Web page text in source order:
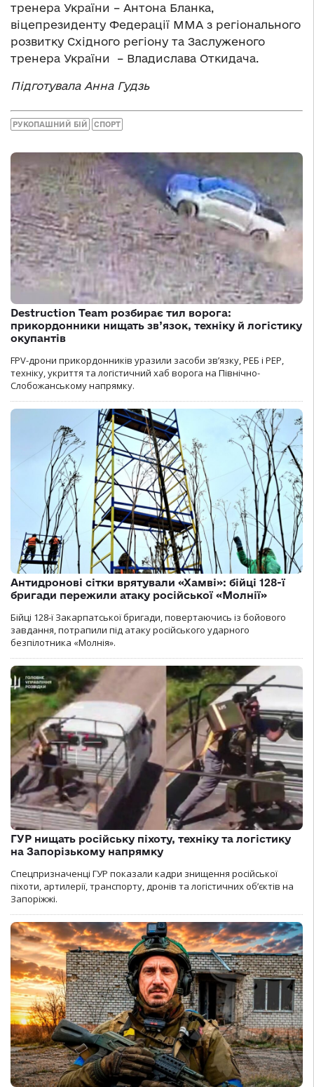
тренера України – Антона Бланка,
віцепрезиденту Федерації ММА з регіонального
розвитку Східного регіону та Заслуженого
тренера України – Владислава Откидача.
Підготувала Анна Гудзь
РУКОПАШНИЙ БІЙ СПОРТ
Destruction Team розбирає тил ворога:
прикордонники нищать зв’язок, техніку й логістику
окупантів
FPV-дрони прикордонників уразили засоби зв’язку, РЕБ і РЕР,
техніку, укриття та логістичний хаб ворога на Північно-
Слобожанському напрямку.
Антидронові сітки врятували «Хамві»: бійці 128-ї
бригади пережили атаку російської «Молнії»
Бійці 128-ї Закарпатської бригади, повертаючись із бойового
завдання, потрапили під атаку російського ударного
безпілотника «Молнія».
ГУР нищать російську піхоту, техніку та логістику
на Запорізькому напрямку
Спецпризначенці ГУР показали кадри знищення російської
піхоти, артилерії, транспорту, дронів та логістичних об’єктів на
Запоріжжі.